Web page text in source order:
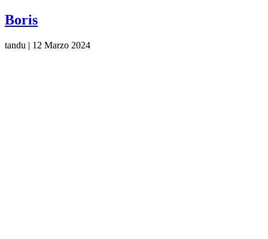
Boris
tandu | 12 Marzo 2024